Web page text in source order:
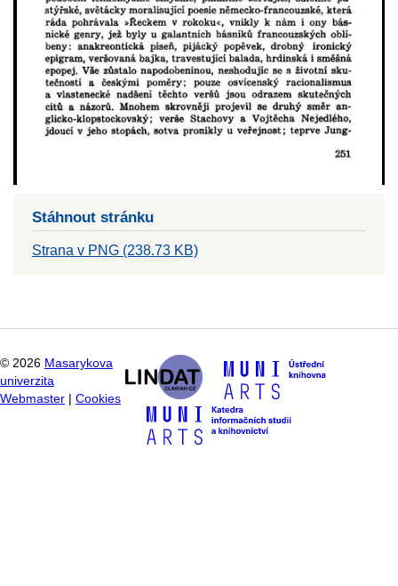
Stáhnout stránku
Strana v PNG (238.73 KB)
© 2026 Masarykova
univerzita
Webmaster
Cookies